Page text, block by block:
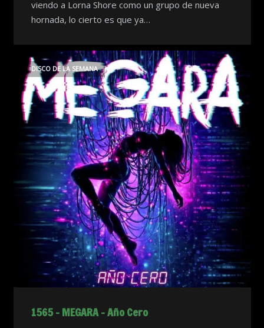
viendo a Lorna Shore como un grupo de nueva
hornada, lo cierto es que ya…
1565 – MEGARA – Año Cero
DISCO DE LA SEMANA